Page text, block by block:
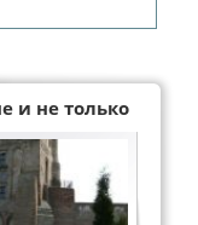
и не только